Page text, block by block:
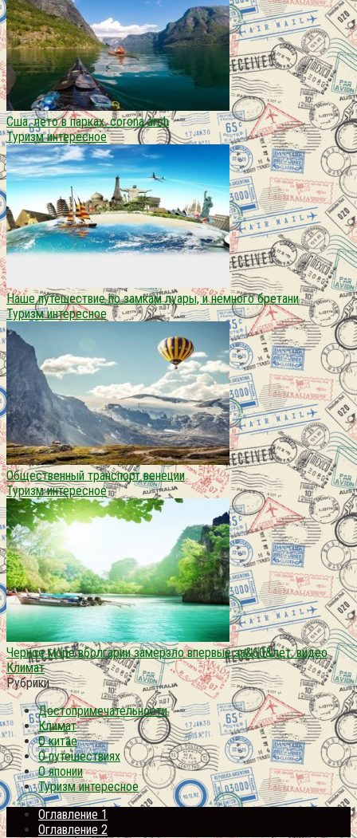
Сша. лето в парках. corona arch
Туризм интересное
Наше путешествие по замкам луары, и немного бретани
Туризм интересное
Общественный транспорт венеции
Туризм интересное
Черное море вболгарии замерзло впервые за&60&лет: видео
Климат
Рубрики
Достопримечательности
Климат
О китае
О путешествиях
О японии
Туризм интересное
Оглавление 1
Оглавление 2